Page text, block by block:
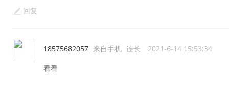
回复
18575682057 来自手机 连长 2021-6-14 15:53:34
看看